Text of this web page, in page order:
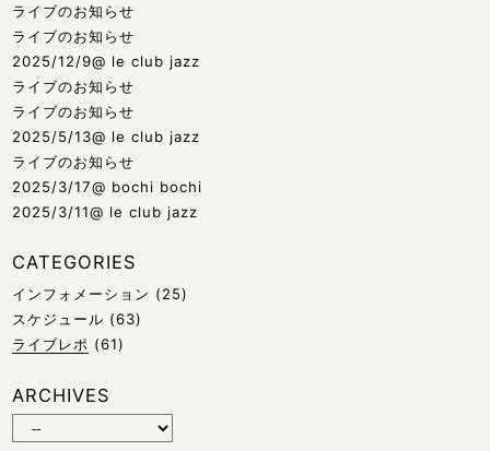
ライブのお知らせ
ライブのお知らせ
2025/12/9@ le club jazz
ライブのお知らせ
ライブのお知らせ
2025/5/13@ le club jazz
ライブのお知らせ
2025/3/17@ bochi bochi
2025/3/11@ le club jazz
CATEGORIES
インフォメーション (25)
スケジュール (63)
ライブレポ (61)
ARCHIVES